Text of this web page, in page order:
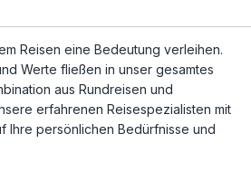
Reisen eine Bedeutung verleihen.
Werte fließen in unser gesamtes
aus Rundreisen und
erfahrenen Reisespezialisten mit
Ihre persönlichen Bedürfnisse und